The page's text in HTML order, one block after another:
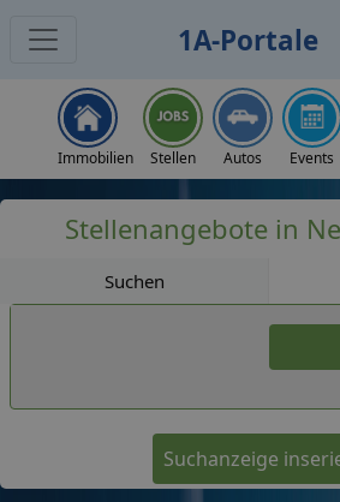
1A-Portale
Immobilien Stellen Autos Events
Stellenangebote in
Suchen
Suchanzeige